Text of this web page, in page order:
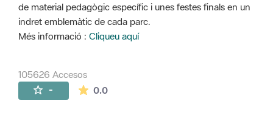
de material pedagògic específic i unes festes finals en un
indret emblemàtic de cada parc.
Més informació : Cliqueu aquí
105626 Accesos
- 0.0La valoración media es de 0 estrellas de